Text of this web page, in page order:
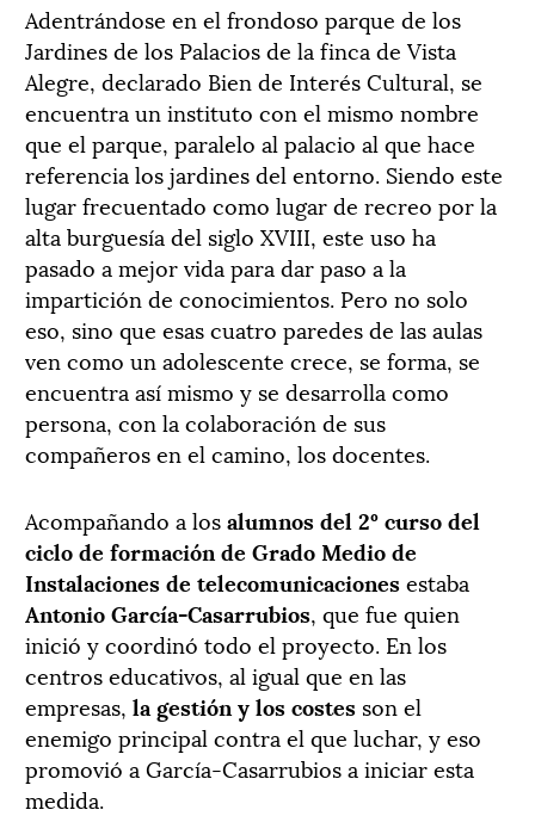
Adentrándose en el frondoso parque de los
Jardines de los Palacios de la finca de Vista
Alegre, declarado Bien de Interés Cultural, se
encuentra un instituto con el mismo nombre
que el parque, paralelo al palacio al que hace
referencia los jardines del entorno. Siendo este
lugar frecuentado como lugar de recreo por la
alta burguesía del siglo XVIII, este uso ha
pasado a mejor vida para dar paso a la
impartición de conocimientos. Pero no solo
eso, sino que esas cuatro paredes de las aulas
ven como un adolescente crece, se forma, se
encuentra así mismo y se desarrolla como
persona, con la colaboración de sus
compañeros en el camino, los docentes.
Acompañando a losalumnos del 2º curso del
ciclo de formación de Grado Medio de
Instalaciones de telecomunicacionesestaba
Antonio García-Casarrubios, que fue quien
inició y coordinó todo el proyecto. En los
centros educativos, al igual que en las
empresas, la gestión y los costes son el
enemigo principal contra el que luchar, y eso
promovió a García-Casarrubios a iniciar esta
medida.